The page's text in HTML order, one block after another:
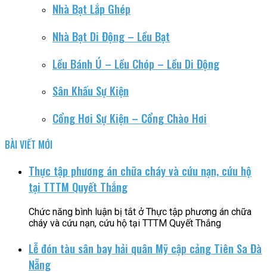
Nhà Bạt Lắp Ghép
Nhà Bạt Di Động – Lều Bạt
Lều Bánh Ú – Lều Chóp – Lều Di Động
Sân Khấu Sự Kiện
Cổng Hơi Sự Kiện – Cổng Chào Hơi
BÀI VIẾT MỚI
Thực tập phương án chữa cháy và cứu nạn, cứu hộ
tại TTTM Quyết Thắng
Chức năng bình luận bị tắt ở Thực tập phương án chữa
cháy và cứu nạn, cứu hộ tại TTTM Quyết Thắng
Lễ đón tàu sân bay hải quân Mỹ cập cảng Tiên Sa Đà
Nẵng